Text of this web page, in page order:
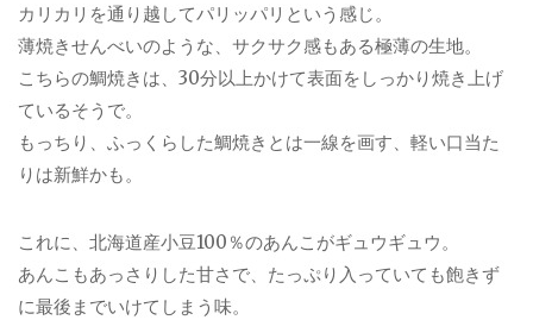
カリカリを通り越してパリッパリという感じ。
薄焼きせんべいのような、サクサク感もある極薄の生地。
こちらの鯛焼きは、30分以上かけて表面をしっかり焼き上げ
ているそうで。
もっちり、ふっくらした鯛焼きとは一線を画す、軽い口当た
りは新鮮かも。
これに、北海道産小豆100％のあんこがギュウギュウ。
あんこもあっさりした甘さで、たっぷり入っていても飽きず
に最後までいけてしまう味。